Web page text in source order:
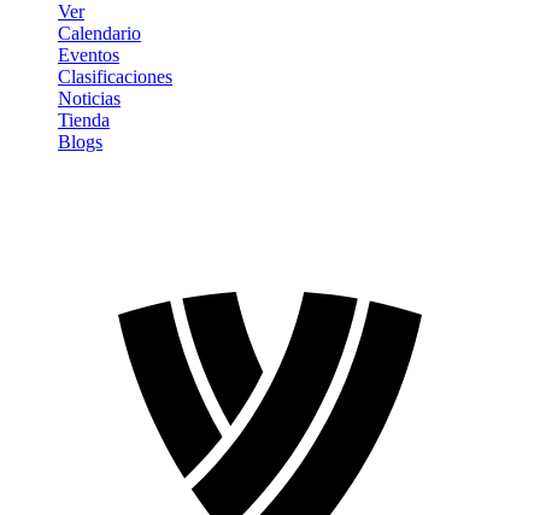
Ver
Calendario
Eventos
Clasificaciones
Noticias
Tienda
Blogs